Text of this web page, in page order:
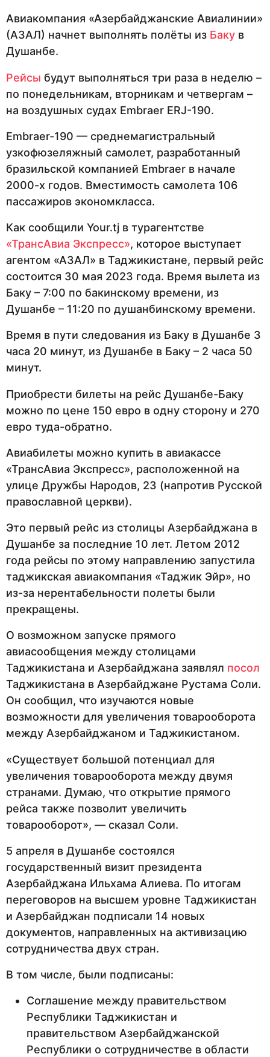
з
д
Авиакомпания «Азербайджанские Авиалинии»
(АЗАЛ) начнет выполнять полёты из Баку в
Душанбе.
Рейсы будут выполняться три раза в неделю –
по понедельникам, вторникам и четвергам –
на воздушных судах Embraer ERJ-190.
Embraer-190 — среднемагистральный
узкофюзеляжный самолет, разработанный
бразильской компанией Embraer в начале
2000-х годов. Вместимость самолета 106
пассажиров экономкласса.
Как сообщили Your.tj в турагентстве
«ТрансАвиа Экспресс», которое выступает
агентом «АЗАЛ» в Таджикистане, первый рейс
состоится 30 мая 2023 года. Время вылета из
Баку – 7:00 по бакинскому времени, из
Душанбе – 11:20 по душанбинскому времени.
Время в пути следования из Баку в Душанбе 3
часа 20 минут, из Душанбе в Баку – 2 часа 50
минут.
Приобрести билеты на рейс Душанбе-Баку
можно по цене 150 евро в одну сторону и 270
евро туда-обратно.
Авиабилеты можно купить в авиакассе
«ТрансАвиа Экспресс», расположенной на
улице Дружбы Народов, 23 (напротив Русской
православной церкви).
Это первый рейс из столицы Азербайджана в
Душанбе за последние 10 лет. Летом 2012
года рейсы по этому направлению запустила
таджикская авиакомпания «Таджик Эйр», но
из-за нерентабельности полеты были
прекращены.
О возможном запуске прямого
авиасообщения между столицами
Таджикистана и Азербайджана заявлял посол
Таджикистана в Азербайджане Рустама Соли.
Он сообщил, что изучаются новые
возможности для увеличения товарооборота
между Азербайджаном и Таджикистаном.
«Существует большой потенциал для
увеличения товарооборота между двумя
странами. Думаю, что открытие прямого
рейса также позволит увеличить
товарооборот», — сказал Соли.
5 апреля в Душанбе состоялся
государственный визит президента
Азербайджана Ильхама Алиева. По итогам
переговоров на высшем уровне Таджикистан
и Азербайджан подписали 14 новых
документов, направленных на активизацию
сотрудничества двух стран.
В том числе, были подписаны:
Соглашение между правительством
Республики Таджикистан и
правительством Азербайджанской
Республики о сотрудничестве в области